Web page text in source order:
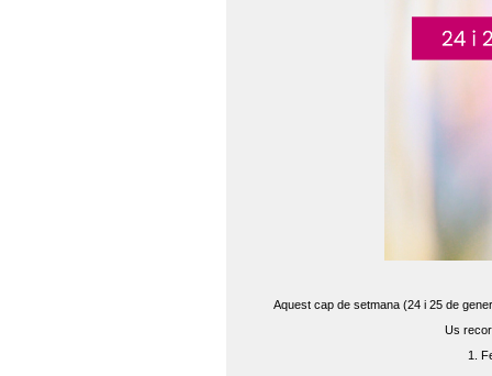
Aquest cap de setmana (24 i 25 de
Us
1.